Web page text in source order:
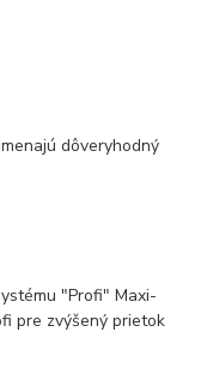
dôveryhodný
"Profi" Maxi-
pre zvýšený prietok